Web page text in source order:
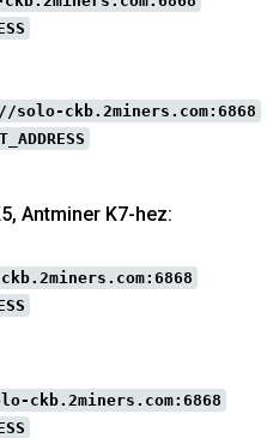
solo-ckb.2miners.com:6868
Antminer K7-hez:
ckb.2miners.com:6868